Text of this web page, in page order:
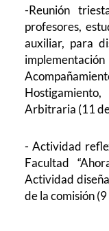
-Reunión
profesores,
auxiliar, para
Arbitraria (11
- Actividad
Facultad
Actividad
de la comisión